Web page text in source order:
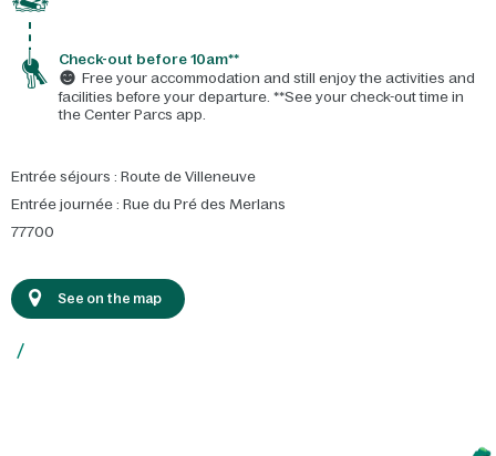
Check-out before 10am**
Free your accommodation and still enjoy the activities and
facilities before your departure. **See your check-out time in
the Center Parcs app.
Entrée séjours : Route de Villeneuve
Entrée journée : Rue du Pré des Merlans
77700
See on the map